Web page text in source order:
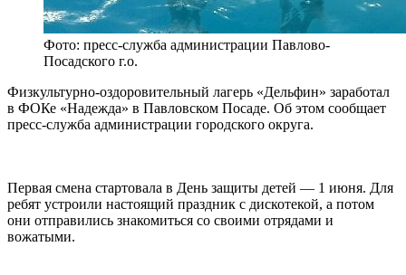
Фото: пресс-служба администрации Павлово-
Посадского г.о.
Физкультурно-оздоровительный лагерь «Дельфин» заработал
в ФОКе «Надежда» в Павловском Посаде. Об этом сообщает
пресс-служба администрации городского округа.
Первая смена стартовала в День защиты детей — 1 июня. Для
ребят устроили настоящий праздник с дискотекой, а потом
они отправились знакомиться со своими отрядами и
вожатыми.